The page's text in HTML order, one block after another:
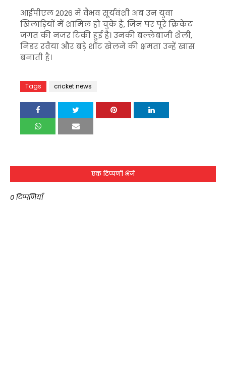
आईपीएल 2026 में वैभव सूर्यवंशी अब उन युवा
खिलाड़ियों में शामिल हो चुके हैं, जिन पर पूरे क्रिकेट
जगत की नजर टिकी हुई है। उनकी बल्लेबाजी शैली,
निडर रवैया और बड़े शॉट खेलने की क्षमता उन्हें खास
बनाती है।
Tags cricket news
एक टिप्पणी भेजें
0 टिप्पणियाँ